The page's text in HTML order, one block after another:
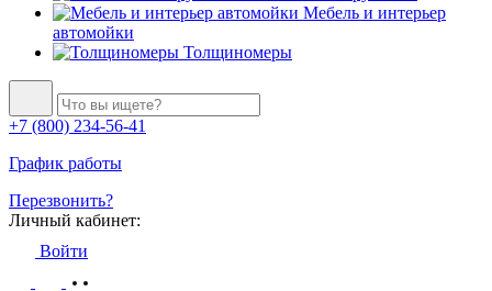
Мебель и интерьер
автомойки
Толщиномеры
+7 (800) 234-56-41
График работы
Перезвонить?
Личный кабинет:
Войти